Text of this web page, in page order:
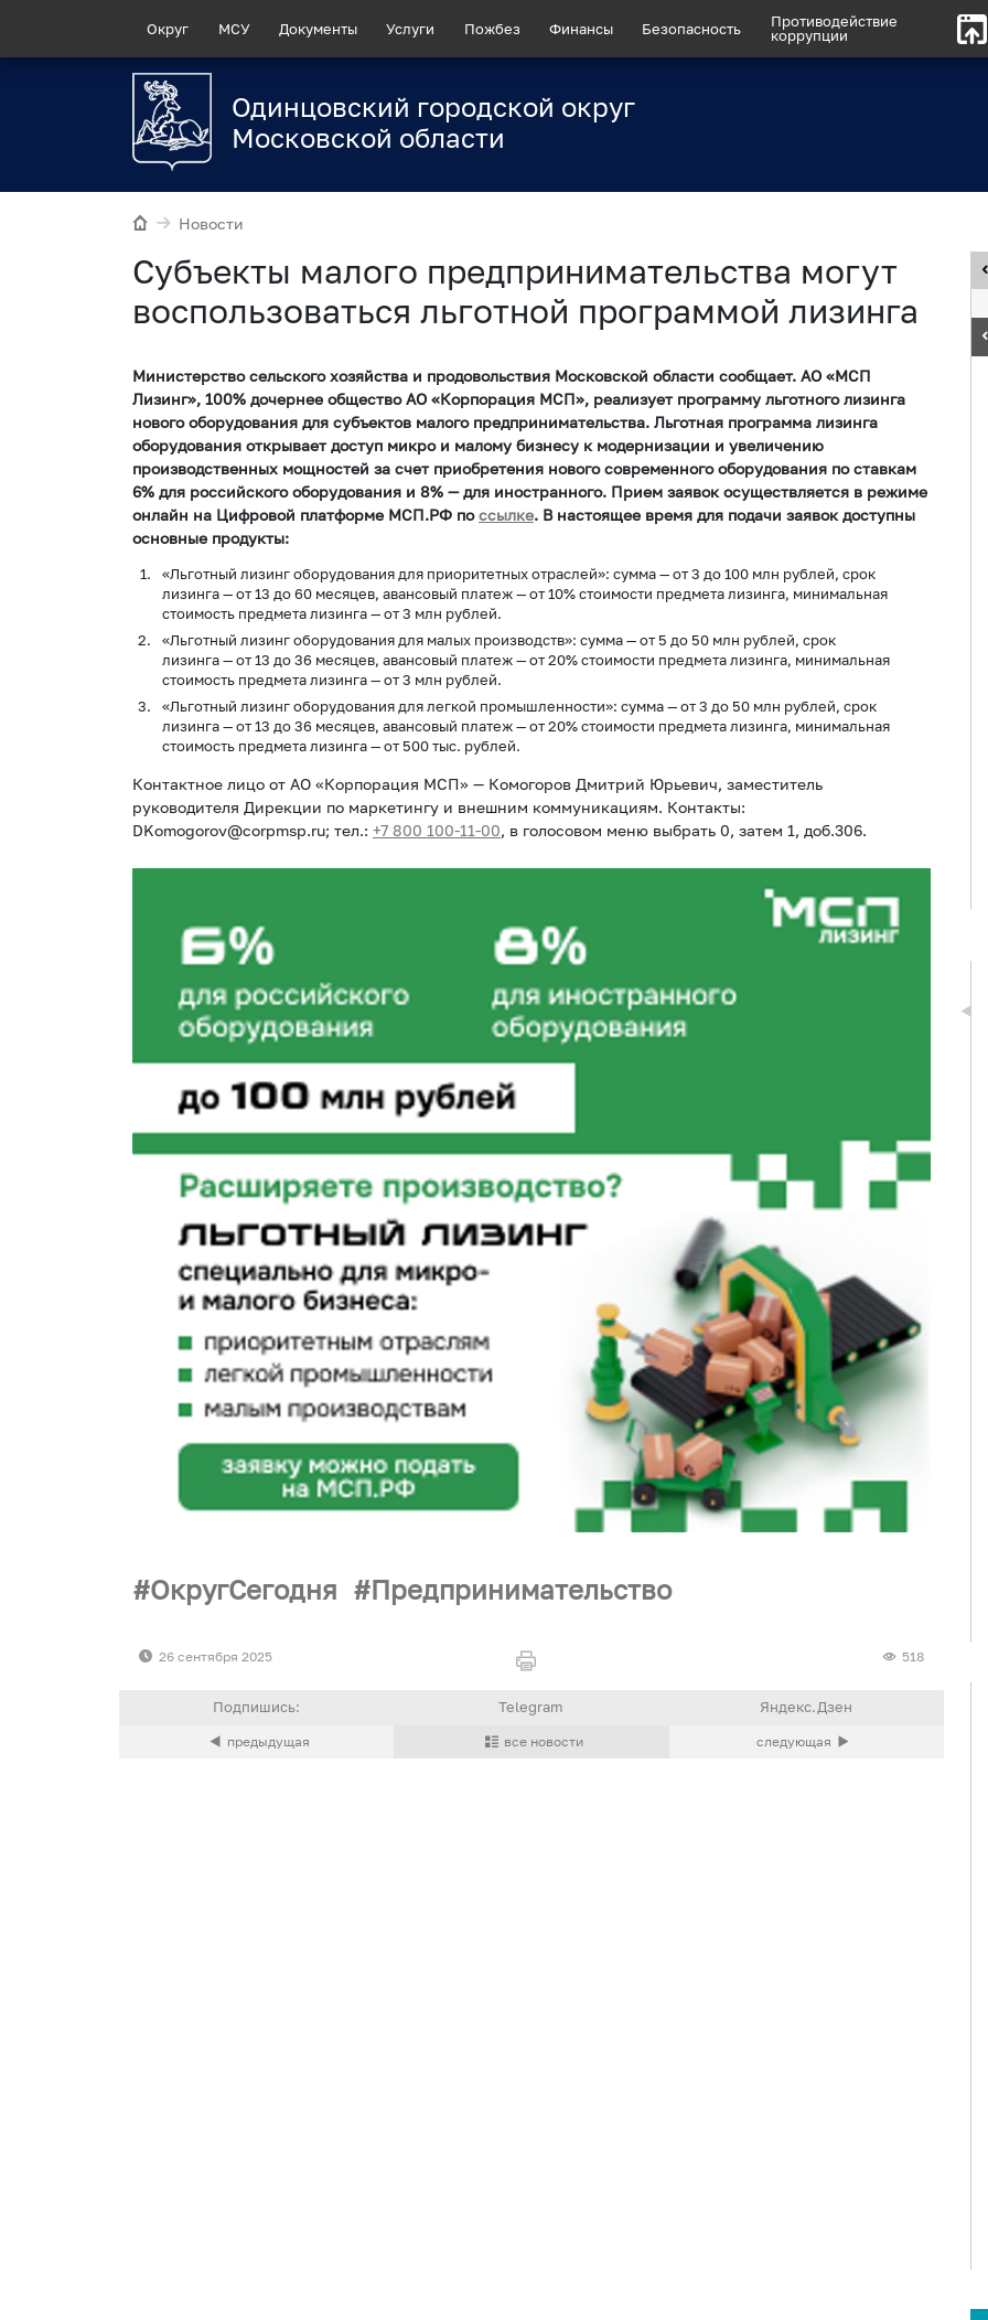
Округ МСУ Документы Услуги Пожбез Финансы Безопасность
Противодействие
коррупции
Одинцовский городской округ
Московской области
Новости
Субъекты малого предпринимательства могут
воспользоваться льготной программой лизинга
Министерство сельского хозяйства и продовольствия Московской области сообщает. АО «МСП
Лизинг», 100% дочернее общество АО «Корпорация МСП», реализует программу льготного лизинга
нового оборудования для субъектов малого предпринимательства. Льготная программа лизинга
оборудования открывает доступ микро и малому бизнесу к модернизации и увеличению
производственных мощностей за счет приобретения нового современного оборудования по ставкам
6% для российского оборудования и 8% — для иностранного. Прием заявок осуществляется в режиме
онлайн на Цифровой платформе МСП.РФ поссылке. В настоящее время для подачи заявок доступны
основные продукты:
«Льготный лизинг оборудования для приоритетных отраслей»: сумма — от 3 до 100 млн рублей, срок
лизинга — от 13 до 60 месяцев, авансовый платеж — от 10% стоимости предмета лизинга, минимальная
стоимость предмета лизинга — от 3 млн рублей.
«Льготный лизинг оборудования для малых производств»: сумма — от 5 до 50 млн рублей, срок
лизинга — от 13 до 36 месяцев, авансовый платеж — от 20% стоимости предмета лизинга, минимальная
стоимость предмета лизинга — от 3 млн рублей.
«Льготный лизинг оборудования для легкой промышленности»: сумма — от 3 до 50 млн рублей, срок
лизинга — от 13 до 36 месяцев, авансовый платеж — от 20% стоимости предмета лизинга, минимальная
стоимость предмета лизинга — от 500 тыс. рублей.
Контактное лицо от АО «Корпорация МСП» — Комогоров Дмитрий Юрьевич, заместитель
руководителя Дирекции по маркетингу и внешним коммуникациям. Контакты:
DKomogorov@corpmsp.ru; тел.: +7 800 100-11-00, в голосовом меню выбрать 0, затем 1, доб.306.
ОкругСегодня Предпринимательство
26 сентября 2025 518